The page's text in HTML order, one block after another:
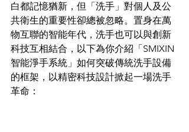
白都記憶猶新，但「洗手」對個人及公
共衛生的重要性卻總被忽略。置身在萬
物互聯的智能年代，洗手也可以與創新
科技互相結合，以下為你介紹「SMIXIN
智能淨手系統」如何突破傳統洗手設備
的框架，以精密科技設計掀起一場洗手
革命：